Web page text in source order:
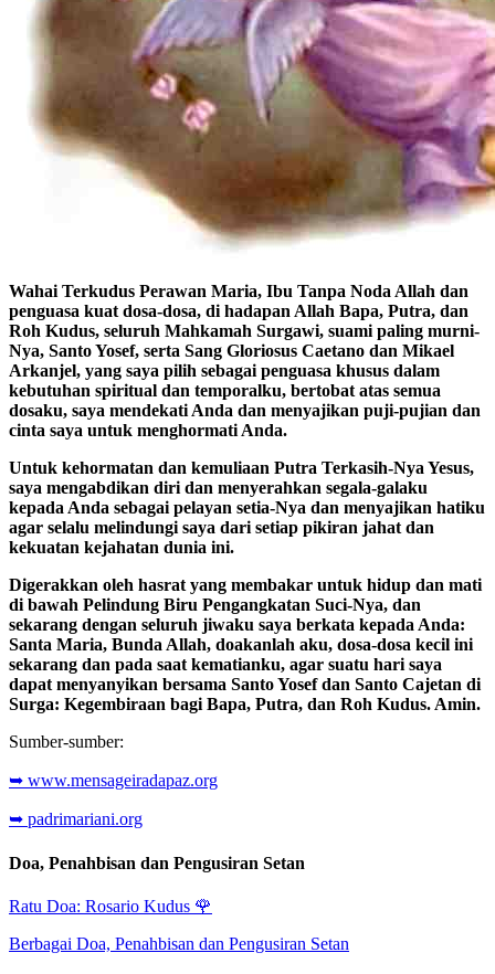
Wahai Terkudus Perawan Maria, Ibu Tanpa Noda Allah dan
penguasa kuat dosa-dosa, di hadapan Allah Bapa, Putra, dan
Roh Kudus, seluruh Mahkamah Surgawi, suami paling murni-
Nya, Santo Yosef, serta Sang Gloriosus Caetano dan Mikael
Arkanjel, yang saya pilih sebagai penguasa khusus dalam
kebutuhan spiritual dan temporalku, bertobat atas semua
dosaku, saya mendekati Anda dan menyajikan puji-pujian dan
cinta saya untuk menghormati Anda.
Untuk kehormatan dan kemuliaan Putra Terkasih-Nya Yesus,
saya mengabdikan diri dan menyerahkan segala-galaku
kepada Anda sebagai pelayan setia-Nya dan menyajikan hatiku
agar selalu melindungi saya dari setiap pikiran jahat dan
kekuatan kejahatan dunia ini.
Digerakkan oleh hasrat yang membakar untuk hidup dan mati
di bawah Pelindung Biru Pengangkatan Suci-Nya, dan
sekarang dengan seluruh jiwaku saya berkata kepada Anda:
Santa Maria, Bunda Allah, doakanlah aku, dosa-dosa kecil ini
sekarang dan pada saat kematianku, agar suatu hari saya
dapat menyanyikan bersama Santo Yosef dan Santo Cajetan di
Surga: Kegembiraan bagi Bapa, Putra, dan Roh Kudus. Amin.
Sumber-sumber:
➥ www.mensageiradapaz.org
➥ padrimariani.org
Doa, Penahbisan dan Pengusiran Setan
Ratu Doa: Rosario Kudus 🌹
Berbagai Doa, Penahbisan dan Pengusiran Setan